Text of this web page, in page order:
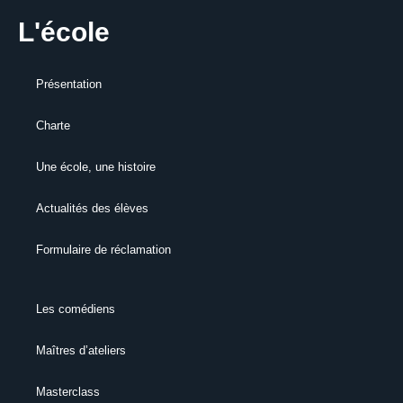
L'école
Présentation
Charte
Une école, une histoire
Actualités des élèves
Formulaire de réclamation
Les comédiens
Maîtres d’ateliers
Masterclass